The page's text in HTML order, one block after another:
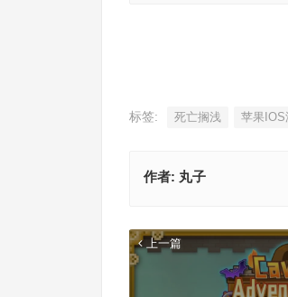
标签: 死亡搁浅 苹果IOS
作者: 丸子
上一篇